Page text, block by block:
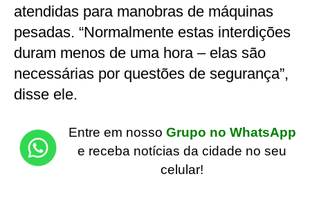
atendidas para manobras de máquinas
pesadas. “Normalmente estas interdições
duram menos de uma hora – elas são
necessárias por questões de segurança”,
disse ele.
Entre em nosso Grupo no WhatsApp
e receba notícias da cidade no seu
celular!